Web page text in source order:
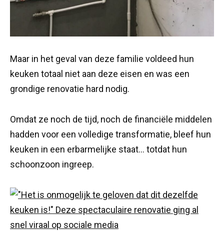
Maar in het geval van deze familie voldeed hun
keuken totaal niet aan deze eisen en was een
grondige renovatie hard nodig.
Omdat ze noch de tijd, noch de financiële middelen
hadden voor een volledige transformatie, bleef hun
keuken in een erbarmelijke staat… totdat hun
schoonzoon ingreep.